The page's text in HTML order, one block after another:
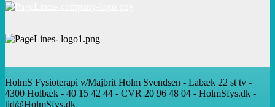
HolmS Fysioterapi v/Majbrit Holm Svendsen - Labæk 22 st tv -
4300 Holbæk - 40 15 42 44 - CVR 20 96 48 04 - HolmSfys.dk -
tid@HolmSfys.dk